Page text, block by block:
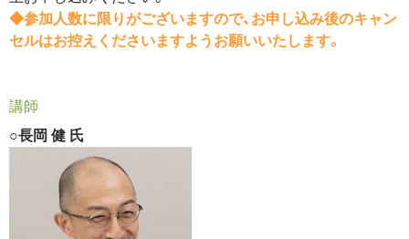
◆参加人数に限りがございますので、お申し込み後のキャン
セルはお控えくださいますようお願いいたします。
講師
○長岡 健 氏